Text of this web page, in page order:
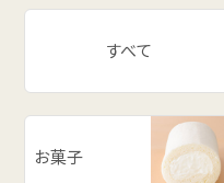
すべて
お菓子